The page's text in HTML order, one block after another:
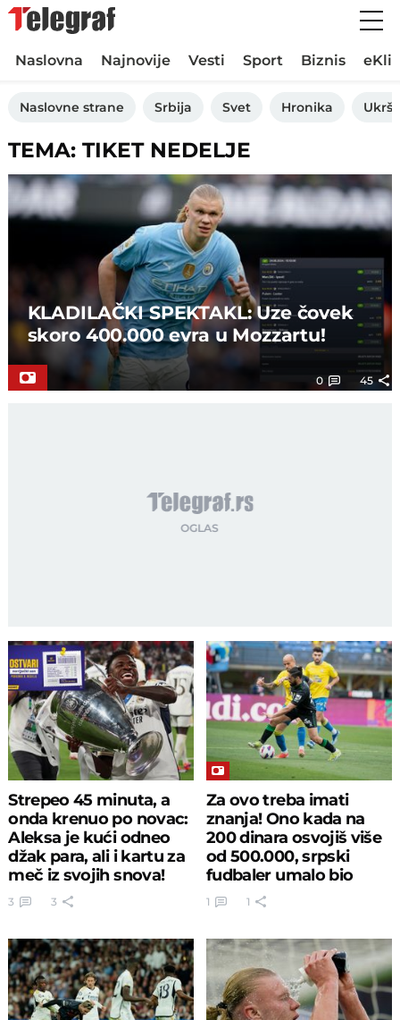
Naslovna Najnovije Vesti Sport Biznis
Naslovne strane Srbija Svet Hronika
TEMA: TIKET NEDELJE
KLADILAČKI SPEKTAKL: Uze čovek
skoro 400.000 evra u Mozzartu!
0 45
Strepeo 45 minuta, a
onda krenuo po novac:
Aleksa je kući odneo
džak para, ali i kartu za
meč iz svojih snova!
3 3
Za ovo treba imati
znanja! Ono kada na
200 dinara osvojiš više
od 500.000, srpski
fudbaler umalo bio
koban!
1 1